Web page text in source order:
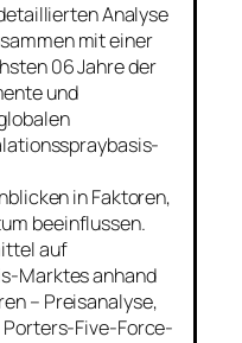
Analyse
mit einer
06 Jahre der
und
in Faktoren,
beeinflussen.
auf
Marktes anhand
– Preisanalyse,
Five-Force-